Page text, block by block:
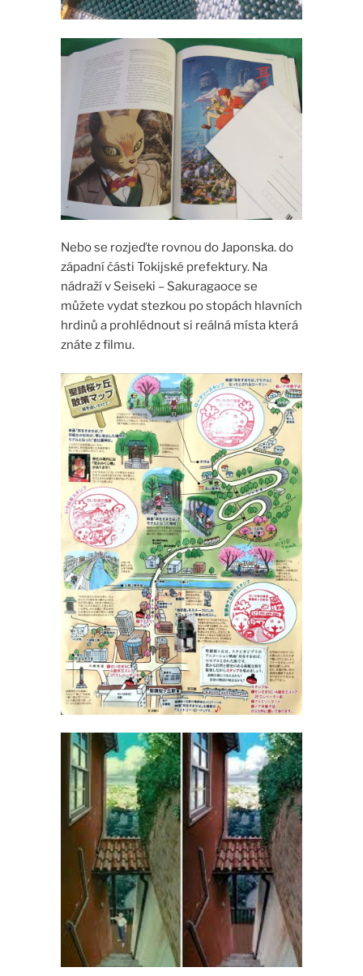
Nebo se rozjeďte rovnou do Japonska. do
západní části Tokijské prefektury. Na
nádraží v Seiseki – Sakuragaoce se
můžete vydat stezkou po stopách hlavních
hrdinů a prohlédnout si reálná místa která
znáte z filmu.